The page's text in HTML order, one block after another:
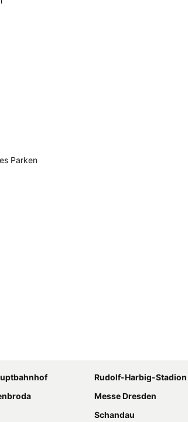
Parken
Rudolf-Harbig-Stadion
Messe Dresden
Schandau